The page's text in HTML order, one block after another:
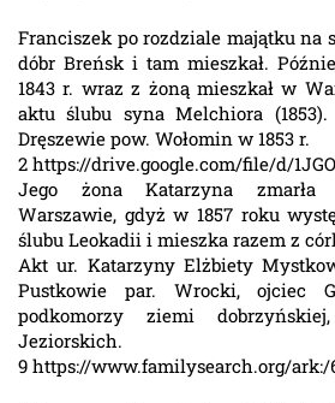
Franciszek po rozdziale majątku na
dóbr Breńsk i tam mieszkał.
1843 r. wraz z żoną mieszkał w
aktu ślubu syna Melchiora
Dręszewie pow. Wołomin w 1853 r.
2 https://drive.google.com/file/d/
Jego żona Katarzyna zmarła
Warszawie, gdyż w 1857 roku
ślubu Leokadii i mieszka razem z
Akt ur. Katarzyny Elżbiety
Pustkowie par. Wrocki, ojciec
podkomorzy ziemi
Jeziorskich.
9 https://www.familysearch.org/ark:/